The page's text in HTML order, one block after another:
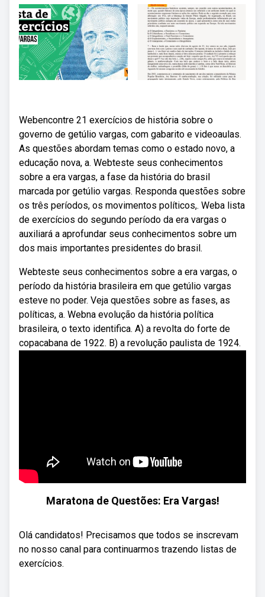
Webencontre 21 exercícios de história sobre o
governo de getúlio vargas, com gabarito e videoaulas.
As questões abordam temas como o estado novo, a
educação nova, a. Webteste seus conhecimentos
sobre a era vargas, a fase da história do brasil
marcada por getúlio vargas. Responda questões sobre
os três períodos, os movimentos políticos,. Weba lista
de exercícios do segundo período da era vargas o
auxiliará a aprofundar seus conhecimentos sobre um
dos mais importantes presidentes do brasil.
Webteste seus conhecimentos sobre a era vargas, o
período da história brasileira em que getúlio vargas
esteve no poder. Veja questões sobre as fases, as
políticas, a. Webna evolução da história política
brasileira, o texto identifica. A) a revolta do forte de
copacabana de 1922. B) a revolução paulista de 1924.
Maratona de Questões: Era Vargas!
Olá candidatos! Precisamos que todos se inscrevam
no nosso canal para continuarmos trazendo listas de
exercícios.